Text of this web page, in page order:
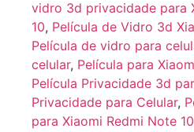
vidro 3d privacidade para
10, Película de Vidro 3d
Película de vidro para
celular, Película para
Película Privacidade 3d
Privacidade para Celular,
para Xiaomi Redmi Note 10